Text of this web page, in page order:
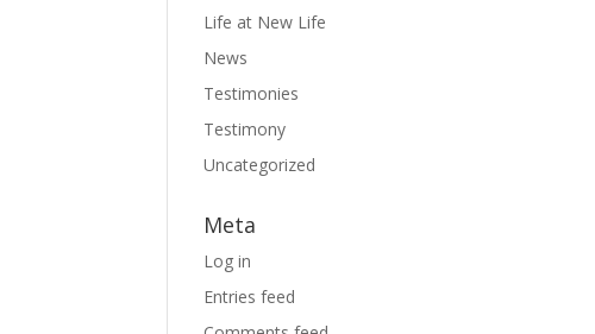
Life at New Life
News
Testimonies
Testimony
Uncategorized
Meta
Log in
Entries feed